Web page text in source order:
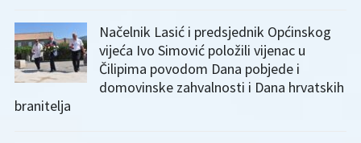
Načelnik Lasić i predsjednik Općinskog
vijeća Ivo Simović položili vijenac u
Čilipima povodom Dana pobjede i
domovinske zahvalnosti i Dana hrvatskih
branitelja